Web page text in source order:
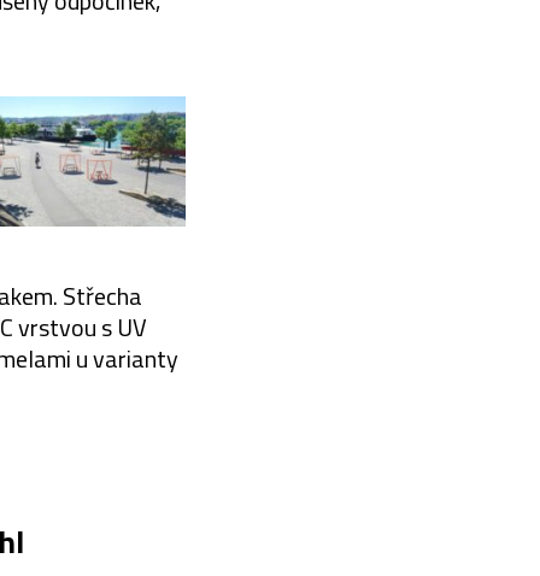
Střecha
vrstvou s UV
u varianty